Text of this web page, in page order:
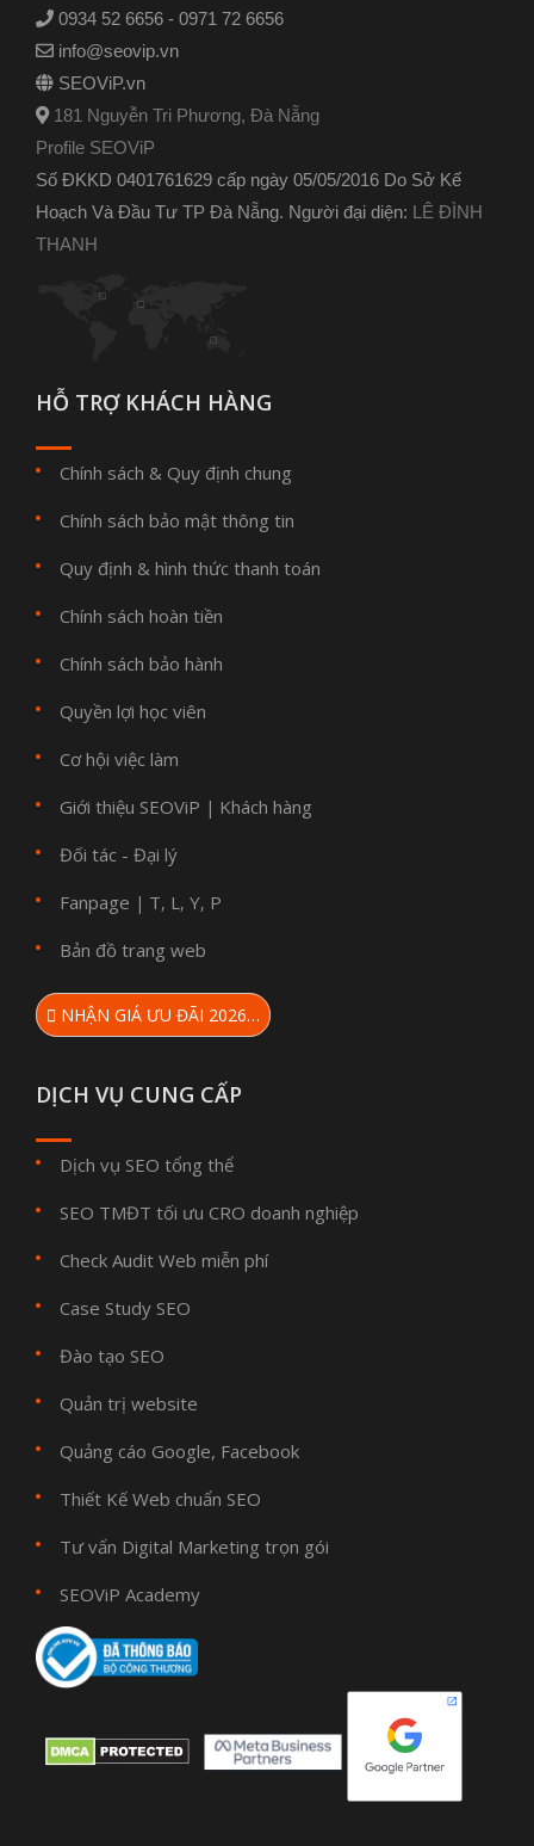
0934 52 6656 - 0971 72 6656
info@seovip.vn
SEOViP.vn
181 Nguyễn Tri Phương, Đà Nẵng
Profile SEOViP
Số ĐKKD 0401761629 cấp ngày 05/05/2016 Do Sở Kế
Hoạch Và Đầu Tư TP Đà Nẵng. Người đại diện: LÊ ĐÌNH
THANH
HỖ TRỢ KHÁCH HÀNG
Chính sách & Quy định chung
Chính sách bảo mật thông tin
Quy định & hình thức thanh toán
Chính sách hoàn tiền
Chính sách bảo hành
Quyền lợi học viên
Cơ hội việc làm
Giới thiệu SEOViP | Khách hàng
Đối tác - Đại lý
Fanpage | T, L, Y, P
Bản đồ trang web
NHẬN GIÁ ƯU ĐÃI 2026…
DỊCH VỤ CUNG CẤP
Dịch vụ SEO tổng thể
SEO TMĐT tối ưu CRO doanh nghiệp
Check Audit Web miễn phí
Case Study SEO
Đào tạo SEO
Quản trị website
Quảng cáo Google, Facebook
Thiết Kế Web chuẩn SEO
Tư vấn Digital Marketing trọn gói
SEOViP Academy